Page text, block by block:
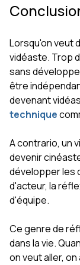
Lorsqu'on veut
vidéaste. Trop
sans
être
devenant
technique
A contrario, un
devenir
développer les
d'acteur, la
d'équipe.
Ce genre de
dans la vie.
on veut aller,